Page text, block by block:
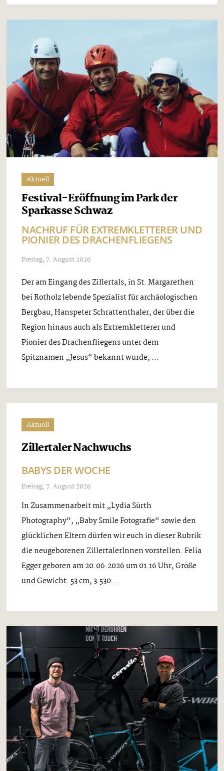
Aktuell
Festival-Eröffnung im Park der
Sparkasse Schwaz
NACHRUF FÜR EXTREMKLETTERER UND
PIONIER DES DRACHENFLIEGENS
Freitag, 7. August 2026
Der am Eingang des Zillertals, in St. Margarethen
bei Rotholz lebende Spezialist für archäologischen
Bergbau, Hanspeter Schrattenthaler, der über die
Region hinaus auch als Extremkletterer und
Pionier des Drachenfliegens unter dem
Spitznamen „Jesus“ bekannt wurde, ...
Aktuell
Zillertaler Nachwuchs
BABYS DER WOCHE
Freitag, 7. August 2026
In Zusammenarbeit mit „Lydia Sürth
Photography“, „Baby Smile Fotografie“ sowie den
glücklichen Eltern dürfen wir euch in dieser Rubrik
die neugeborenen ZillertalerInnen vorstellen. Felia
Egger geboren am 20.06.2026 um 01.16 Uhr, Größe
und Gewicht: 53 cm, 3.530 ...